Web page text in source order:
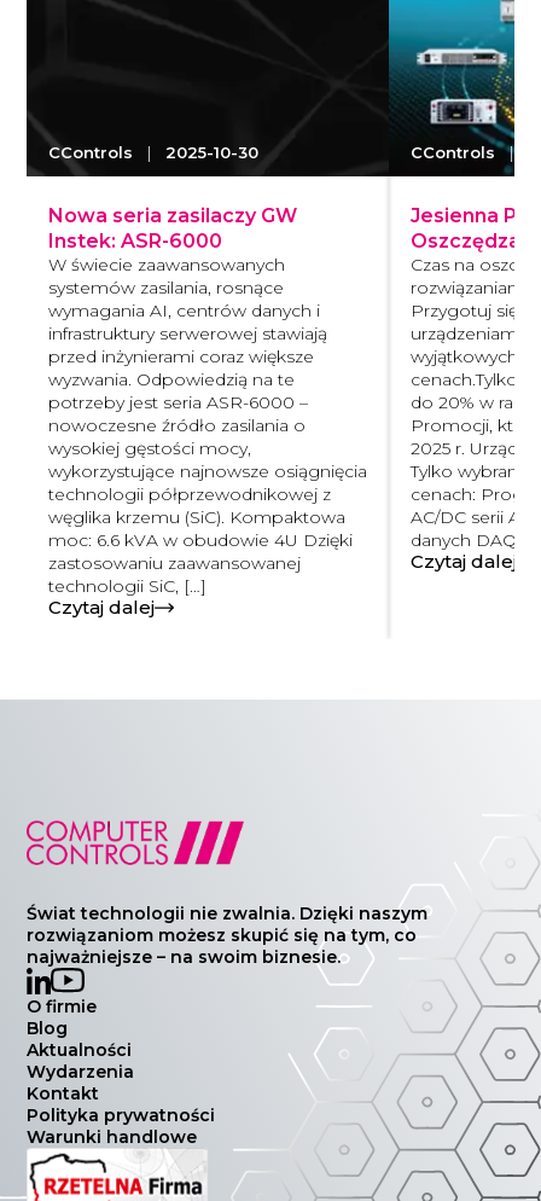
CControls | 2025-10-30
Nowa seria zasilaczy GW
Instek: ASR-6000
W świecie zaawansowanych
systemów zasilania, rosnące
wymagania AI, centrów danych i
infrastruktury serwerowej stawiają
przed inżynierami coraz większe
wyzwania. Odpowiedzią na te
potrzeby jest seria ASR-6000 –
nowoczesne źródło zasilania o
wysokiej gęstości mocy,
wykorzystujące najnowsze osiągnięcia
technologii półprzewodnikowej z
węglika krzemu (SiC). Kompaktowa
moc: 6.6 kVA w obudowie 4U Dzięki
zastosowaniu zaawansowanej
technologii SiC, […]
Czytaj dalej
CControls |
Jesienna
Oszczędzaj
Czas na
rozwiązaniami
Przygotuj się
urządzeniami
wyjątkowych,
cenach.Tylko
do 20% w
Promocji,
2025 r.
Tylko wybrane
cenach:
AC/DC serii
danych DAQ
Czytaj dalej
Świat technologii nie zwalnia. Dzięki naszym
rozwiązaniom możesz skupić się na tym, co
najważniejsze – na swoim biznesie.
O firmie
Blog
Aktualności
Wydarzenia
Kontakt
Polityka prywatności
Warunki handlowe